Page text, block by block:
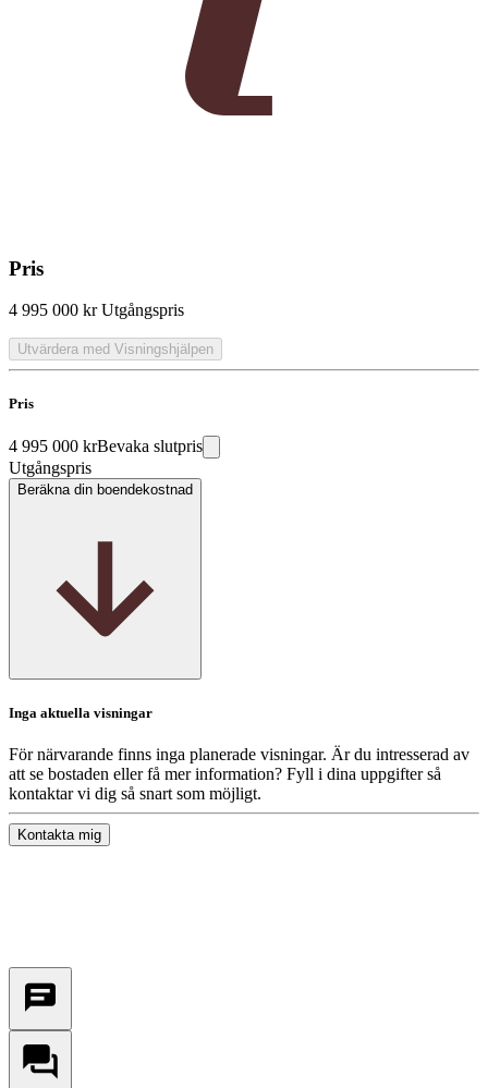
Pris
4 995 000 kr Utgångspris
Utvärdera med Visningshjälpen
Pris
4 995 000 krBevaka slutpris
Utgångspris
Beräkna din boendekostnad
Inga aktuella visningar
För närvarande finns inga planerade visningar. Är du intresserad av
att se bostaden eller få mer information? Fyll i dina uppgifter så
kontaktar vi dig så snart som möjligt.
Kontakta mig